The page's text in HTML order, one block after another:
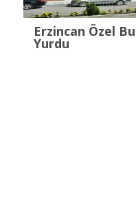
Erzincan Özel
Yurdu